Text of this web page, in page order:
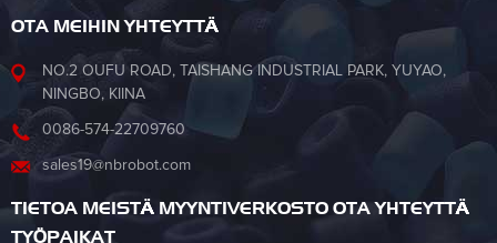
OTA MEIHIN YHTEYTTÄ
NO.2 OUFU ROAD, TAISHANG INDUSTRIAL PARK, YUYAO,
NINGBO, KIINA
0086-574-22709760
sales19@nbrobot.com
TIETOA MEISTÄ MYYNTIVERKOSTO OTA YHTEYTTÄ
TYÖPAIKAT